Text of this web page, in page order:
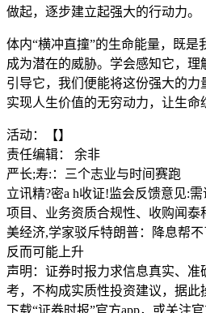
做起，逐步建立起强大的行动力。
体内“横冲直撞”的生命能量，既是
成为潜在的威胁。学会感知它，理
引导它，我们便能将这份强大的力
实现人生价值的无穷动力，让生命
活动：【】
责任编辑： 余非
严长;寿:：三个志业与时间赛跑
立讯精?密a h收证!监会反馈意见:
项目、业务资质合规性、收购闻泰
美经济,学家驳斥特朗普：降息帮
反而可能上升
声明：证券时报力求信息真实、
考，不构成实质性投资建议，据此